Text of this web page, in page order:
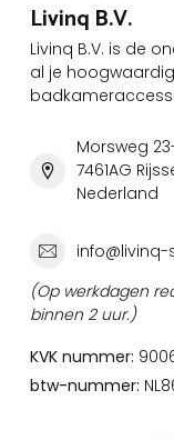
Livinq B.V.
Livinq B.V. is de
al je
Morsweg
7461AG
Nederland
info@livinq-
(Op werkdagen
binnen 2 uur.)
KVK nummer:
btw-nummer: